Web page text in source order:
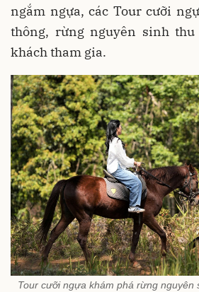
ngắm ngựa, các Tour cưỡi
thông, rừng nguyên sinh
khách tham gia.
Tour cưỡi ngựa khám phá rừng nguyên